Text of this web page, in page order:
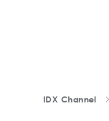
IDX Channel